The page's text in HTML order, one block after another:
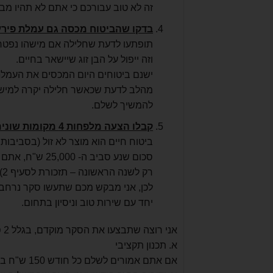
זה לא טוב עבורכם כי אתם לא תהיו
בדקו שהביטוח מכסה גם עמלת
תופתעו לדעת שחלילה אם מישהו
וזה ייפול על הבן זוג שיישאר בחיים.
ישנם ביטוחים היום המכסים את
מהלב לדעת שכאשר חלילה יקרה
להמשיך לשלם.
קבלו הצעה מלפחות 4 מקומות שונים ותעשו את זה מוקדם
סכום שנע
רק לשנה הראשונה – תזכורת לסעיף 2).
לכן, אני מבקש מכם שתעשו סקר
יחד עם שירות טוב וניסיון בתחום.
אני רוצה שתבצעו את הסקר מוקדם, בגלל 2 סיבות עיקריות:
א. תכנון תקציבי
אם אתם